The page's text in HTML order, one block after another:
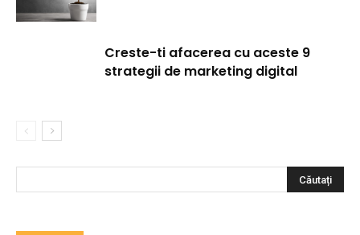
Creste-ti afacerea cu aceste 9
strategii de marketing digital